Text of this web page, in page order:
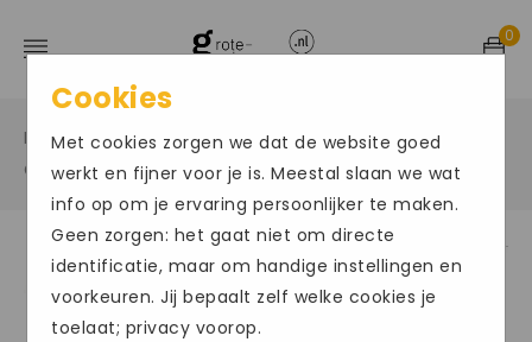
0
Home / Grote maten sportschoenen /
Grote maat zaalschoenen /
Size Chart
Cookies
Met cookies zorgen we dat de website goed
werkt en fijner voor je is. Meestal slaan we wat
info op om je ervaring persoonlijker te maken.
Geen zorgen: het gaat niet om directe
identificatie, maar om handige instellingen en
voorkeuren. Jij bepaalt zelf welke cookies je
toelaat; privacy voorop.